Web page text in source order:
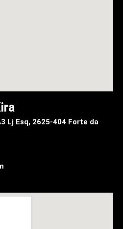
Lj Esq, 2625-404 Forte da